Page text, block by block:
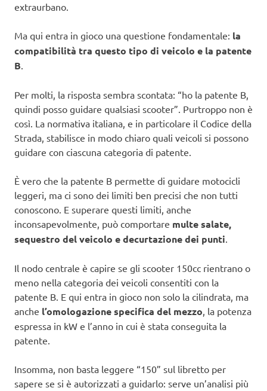
extraurbano.
Ma qui entra in gioco una questione fondamentale: la
compatibilità tra questo tipo di veicolo e la patente
B.
Per molti, la risposta sembra scontata: “ho la patente B,
quindi posso guidare qualsiasi scooter”. Purtroppo non è
così. La normativa italiana, e in particolare il Codice della
Strada, stabilisce in modo chiaro quali veicoli si possono
guidare con ciascuna categoria di patente.
È vero che la patente B permette di guidare motocicli
leggeri, ma ci sono dei limiti ben precisi che non tutti
conoscono. E superare questi limiti, anche
inconsapevolmente, può comportare multe salate,
sequestro del veicolo e decurtazione dei punti.
Il nodo centrale è capire se gli scooter 150cc rientrano o
meno nella categoria dei veicoli consentiti con la
patente B. E qui entra in gioco non solo la cilindrata, ma
anche l’omologazione specifica del mezzo, la potenza
espressa in kW e l’anno in cui è stata conseguita la
patente.
Insomma, non basta leggere “150” sul libretto per
sapere se si è autorizzati a guidarlo: serve un’analisi più